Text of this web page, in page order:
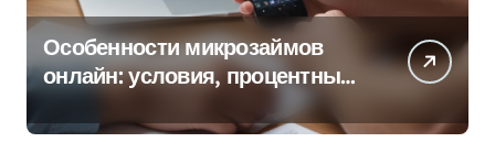
Особенности микрозаймов
онлайн: условия, процентные
ставки и порядок оформления